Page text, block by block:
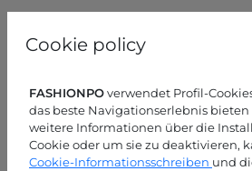
Cookie policy
FASHIONPOverwendet Profil-
das beste Navigationserlebnis
weitere Informationen über die
Cookie oder um sie zu deaktivieren,
Cookie-Informationsschreiben und